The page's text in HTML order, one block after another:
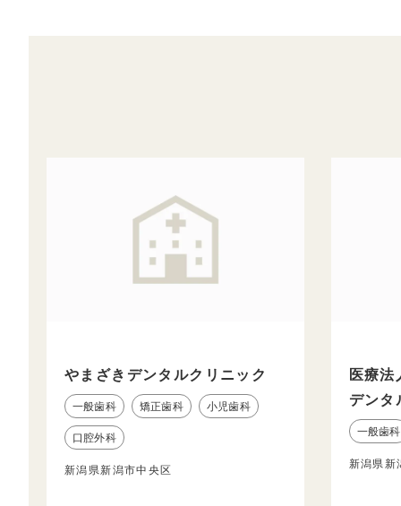
やまざきデンタルクリニック
一般歯科 矯正歯科 小児歯科
口腔外科
新潟県新潟市中央区
医療
デンタ
一般歯科
新潟県新